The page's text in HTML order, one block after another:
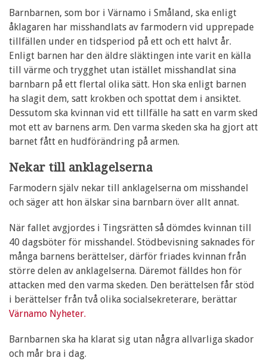
Barnbarnen, som bor i Värnamo i Småland, ska enligt
åklagaren har misshandlats av farmodern vid upprepade
tillfällen under en tidsperiod på ett och ett halvt år.
Enligt barnen har den äldre släktingen inte varit en källa
till värme och trygghet utan istället misshandlat sina
barnbarn på ett flertal olika sätt. Hon ska enligt barnen
ha slagit dem, satt krokben och spottat dem i ansiktet.
Dessutom ska kvinnan vid ett tillfälle ha satt en varm sked
mot ett av barnens arm. Den varma skeden ska ha gjort att
barnet fått en hudförändring på armen.
Nekar till anklagelserna
Farmodern själv nekar till anklagelserna om misshandel
och säger att hon älskar sina barnbarn över allt annat.
När fallet avgjordes i Tingsrätten så dömdes kvinnan till
40 dagsböter för misshandel. Stödbevisning saknades för
många barnens berättelser, därför friades kvinnan från
större delen av anklagelserna. Däremot fälldes hon för
attacken med den varma skeden. Den berättelsen får stöd
i berättelser från två olika socialsekreterare, berättar
Värnamo Nyheter.
Barnbarnen ska ha klarat sig utan några allvarliga skador
och mår bra i dag.